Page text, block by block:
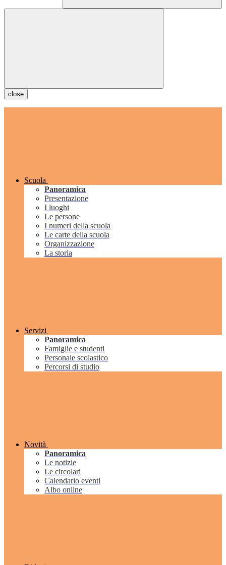
close
Scuola
Panoramica
Presentazione
I luoghi
Le persone
I numeri della scuola
Le carte della scuola
Organizzazione
La storia
Servizi
Panoramica
Famiglie e studenti
Personale scolastico
Percorsi di studio
Novità
Panoramica
Le notizie
Le circolari
Calendario eventi
Albo online